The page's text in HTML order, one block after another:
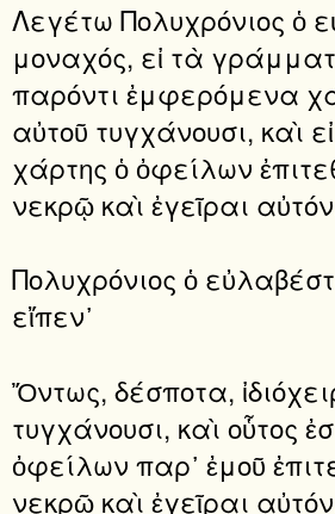
Λεγέτω Πολυχρόνιος ὁ
μοναχός, εἰ τὰ
παρόντι ἐμφερόμενα
αὐτοῦ τυγχάνουσι, καὶ
χάρτης ὁ ὀφείλων
νεκρῷ καὶ ἐγεῖραι
Πολυχρόνιος ὁ
εἴπεν᾽
Ὄντως, δέσποτα,
τυγχάνουσι, καὶ οὗτος
ὀφείλων παρ᾽ ἐμοῦ
νεκρῷ καὶ ἐγεῖραι